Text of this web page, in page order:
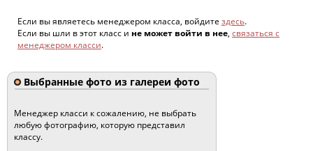
Если вы являетесь менеджером класса, войдите здесь.
Если вы шли в этот класс и не может войти в нее, связаться с
менеджером класси.
Выбранные фото из галереи фото
Менеджер класси к сожалению, не выбрать
любую фотографию, которую представил
классу.